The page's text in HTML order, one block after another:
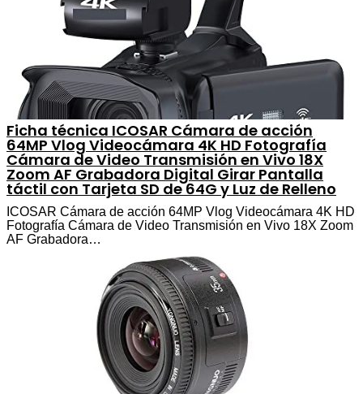
Ficha técnica ICOSAR Cámara de acción
64MP Vlog Videocámara 4K HD Fotografía
Cámara de Video Transmisión en Vivo 18X
Zoom AF Grabadora Digital Girar Pantalla
táctil con Tarjeta SD de 64G y Luz de Relleno
ICOSAR Cámara de acción 64MP Vlog Videocámara 4K HD
Fotografía Cámara de Video Transmisión en Vivo 18X Zoom
AF Grabadora…